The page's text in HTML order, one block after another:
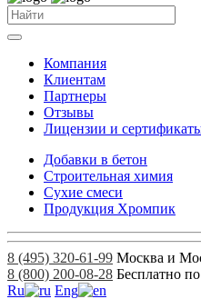
Компания
Клиентам
Партнеры
Отзывы
Лицензии и
Добавки в бетон
Строительная химия
Сухие смеси
Продукция Хромпик
8 (495) 320-61-99 Москва и
8 (800) 200-08-28 Бесплатно
Ru
Eng